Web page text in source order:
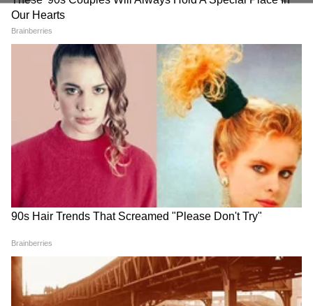
Image Credit :Lava
सर्वोत्तम 5G स्मार्टफोन
या लावा फोनमध्ये 4GB रॅम देण्यात आली आहे.
याशिवाय, यात व्हर्च्युअल रॅमचा सपोर्टही आहे. मेमरी कार्ड
वापरून तुम्ही स्टोरेज आणखी वाढवू शकता. फोनमध्ये
क्लीन अँड्रॉइड 16 ऑपरेटिंग सिस्टीम असल्यामुळे
अनावश्यक ॲप्सशिवाय साधा-सोपा यूजर एक्सपिरीयन्स
मिळतो.
5